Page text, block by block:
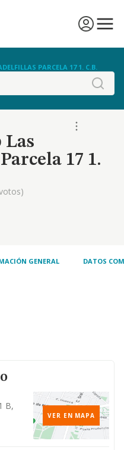
PARCELA 17 1. C.B.
Las
17 1.
GENERAL DATOS
B,
VER EN MAPA